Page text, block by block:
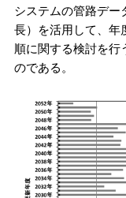
システムの管路デー
長）を活用して、年
順に関する検討を行
のである。